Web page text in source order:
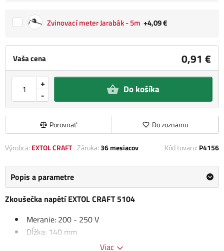
Vaša cena 0,91 €
-
+ Do košíka
Porovnať Do zoznamu
Zvinovací meter Jarabák - 5m +4,09 €
Výrobca: EXTOL CRAFT Záruka:36 mesiacov Kód tovaru: P4156
Popis a parametre
Zkoušečka napětí EXTOL CRAFT 5104
Meranie: 200 - 250 V
Dĺžka: 140 mm
Viac